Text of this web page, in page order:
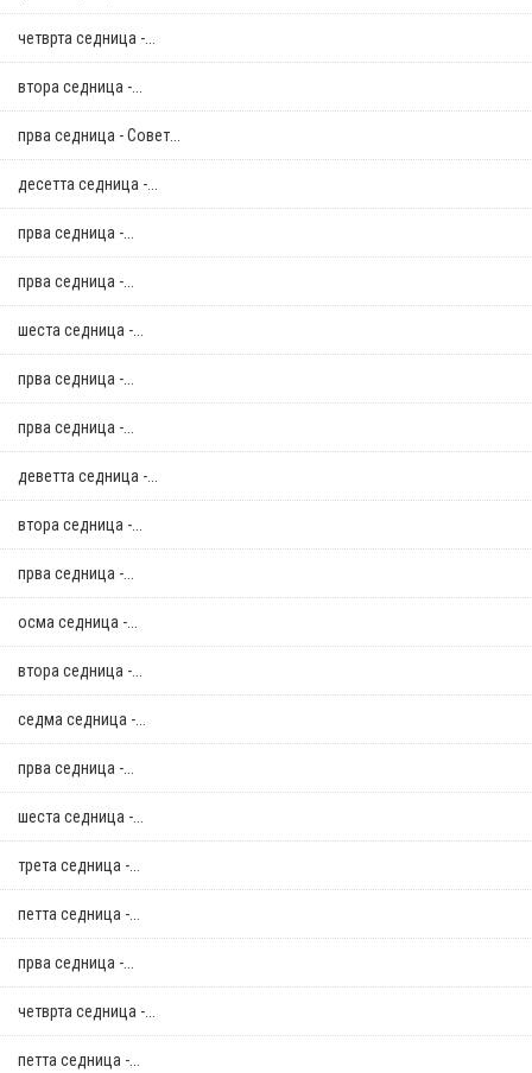
четврта седница -...
втора седница -...
прва седница - Совет...
десетта седница -...
прва седница -...
прва седница -...
шеста седница -...
прва седница -...
прва седница -...
деветта седница -...
втора седница -...
прва седница -...
осма седница -...
втора седница -...
седма седница -...
прва седница -...
шеста седница -...
трета седница -...
петта седница -...
прва седница -...
четврта седница -...
петта седница -...